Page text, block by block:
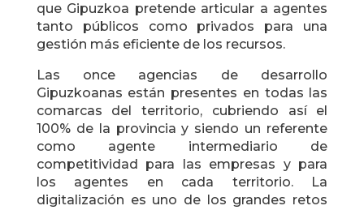
que Gipuzkoa pretende articular a agentes
tanto públicos como privados para una
gestión más eficiente de los recursos.
Las once agencias de desarrollo
Gipuzkoanas están presentes en todas las
comarcas del territorio, cubriendo así el
100% de la provincia y siendo un referente
como agente intermediario de
competitividad para las empresas y para
los agentes en cada territorio. La
digitalización es uno de los grandes retos